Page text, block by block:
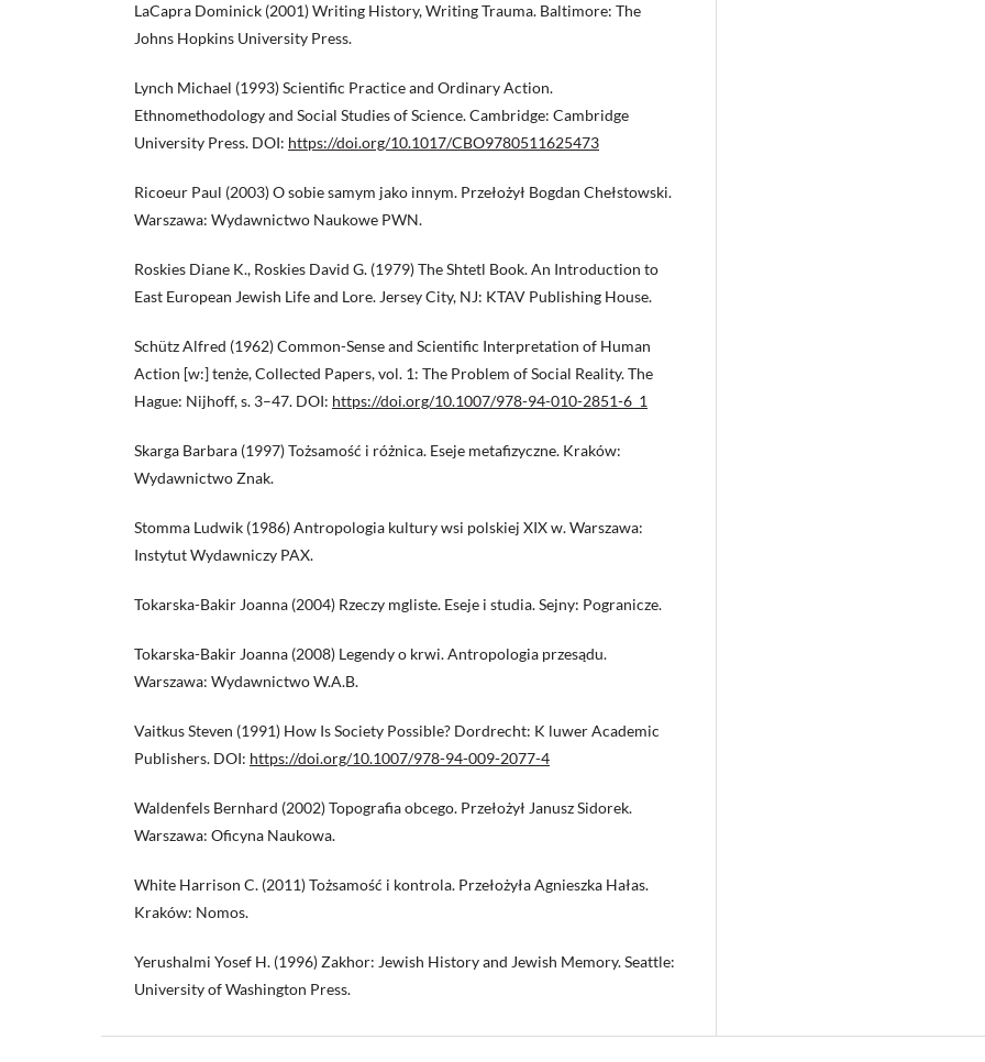
LaCapra Dominick (2001) Writing History, Writing Trauma. Baltimore: The
Johns Hopkins University Press.
Lynch Michael (1993) Scientific Practice and Ordinary Action.
Ethnomethodology and Social Studies of Science. Cambridge: Cambridge
University Press. DOI: https://doi.org/10.1017/CBO9780511625473
Ricoeur Paul (2003) O sobie samym jako innym. Przełożył Bogdan Chełstowski.
Warszawa: Wydawnictwo Naukowe PWN.
Roskies Diane K., Roskies David G. (1979) The Shtetl Book. An Introduction to
East European Jewish Life and Lore. Jersey City, NJ: KTAV Publishing House.
Schütz Alfred (1962) Common-Sense and Scientific Interpretation of Human
Action [w:] tenże, Collected Papers, vol. 1: The Problem of Social Reality. The
Hague: Nijhoff, s. 3–47. DOI: https://doi.org/10.1007/978-94-010-2851-6_1
Skarga Barbara (1997) Tożsamość i różnica. Eseje metafizyczne. Kraków:
Wydawnictwo Znak.
Stomma Ludwik (1986) Antropologia kultury wsi polskiej XIX w. Warszawa:
Instytut Wydawniczy PAX.
Tokarska-Bakir Joanna (2004) Rzeczy mgliste. Eseje i studia. Sejny: Pogranicze.
Tokarska-Bakir Joanna (2008) Legendy o krwi. Antropologia przesądu.
Warszawa: Wydawnictwo W.A.B.
Vaitkus Steven (1991) How Is Society Possible? Dordrecht: K luwer Academic
Publishers. DOI: https://doi.org/10.1007/978-94-009-2077-4
Waldenfels Bernhard (2002) Topografia obcego. Przełożył Janusz Sidorek.
Warszawa: Oficyna Naukowa.
White Harrison C. (2011) Tożsamość i kontrola. Przełożyła Agnieszka Hałas.
Kraków: Nomos.
Yerushalmi Yosef H. (1996) Zakhor: Jewish History and Jewish Memory. Seattle:
University of Washington Press.